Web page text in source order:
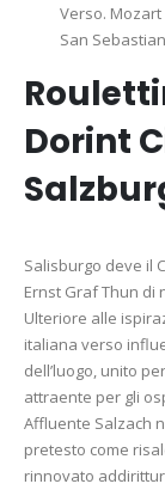
Verso.
San
Dorint
Salisburgo deve il
Ernst Graf Thun di
Ulteriore alle
italiana verso
dell’luogo, unito
attraente per gli
Affluente Salzach
pretesto come
rinnovato